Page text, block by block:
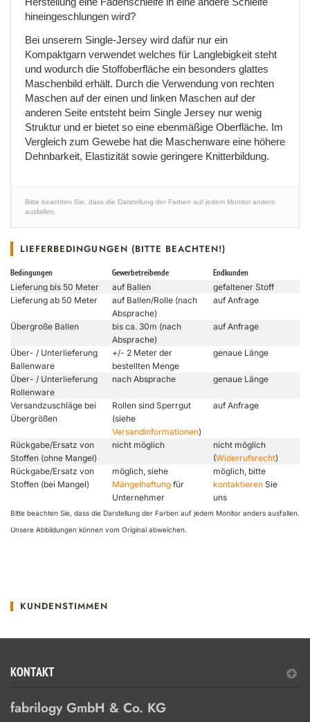
hineingeschlungen wird?
Bei unserem Single-Jersey wird dafür nur ein
Kompaktgarn verwendet welches für Langlebigkeit steht
und wodurch die Stoffoberfläche ein besonders glattes
Maschenbild erhält. Durch die Verwendung von rechten
Maschen auf der einen und linken Maschen auf der
anderen Seite entsteht beim Single Jersey nur wenig
Struktur und er bietet so eine ebenmäßige Oberfläche. Im
Vergleich zum Gewebe hat die Maschenware eine höhere
Dehnbarkeit, Elastizität sowie geringere Knitterbildung.
Bitte beachten Sie, dass die Darstellung der Farben auf jedem Monitor anders
ausfallen.
LIEFERBEDINGUNGEN (BITTE BEACHTEN!)
Bedingungen Gewerbetreibende Endkunden
Lieferung bis 50 Meter auf Ballen
gefaltener Stoff
Lieferung ab 50 Meter
auf Ballen/Rolle (nach
Absprache)
auf Anfrage
Übergroße Ballen
bis ca. 30m (nach
Absprache)
auf Anfrage
Über- / Unterlieferung
Ballenware
+/- 2 Meter der
bestellten Menge
genaue Länge
Über- / Unterlieferung
Rollenware
nach Absprache genaue Länge
Versandzuschläge bei
Übergrößen
Rollen sind Sperrgut
(siehe
Versandinformationen)
auf Anfrage
Rückgabe/Ersatz von
Stoffen (ohne Mangel)
nicht möglich
nicht möglich
(Widerrufsrecht)
Rückgabe/Ersatz von
Stoffen (bei Mangel)
möglich, siehe
Mängelhaftung für
Unternehmer
möglich, bitte
kontaktieren Sie
uns
Bitte beachten Sie, dass die Darstellung der Farben auf jedem Monitor anders ausfallen.
Unsere Abbildungen können vom Original abweichen.
KUNDENSTIMMEN
KONTAKT
fabrilogy GmbH & Co. KG